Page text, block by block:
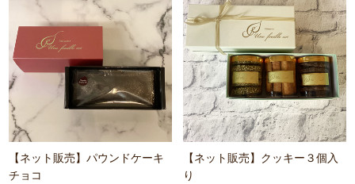
【ネット販売】パウンドケーキ
チョコ
【ネット販売】クッキー３個入
り